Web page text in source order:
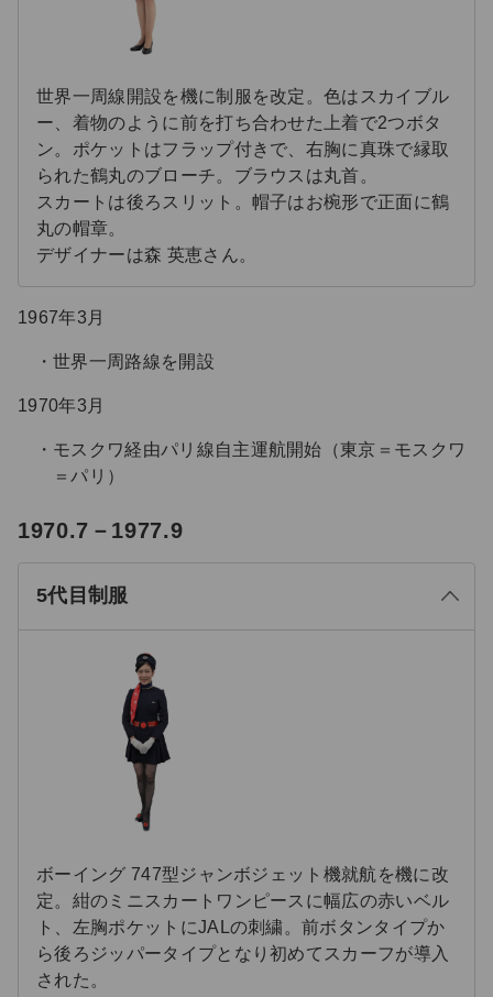
世界一周線開設を機に制服を改定。色はスカイブル
ー、着物のように前を打ち合わせた上着で2つボタ
ン。ポケットはフラップ付きで、右胸に真珠で縁取
られた鶴丸のブローチ。ブラウスは丸首。
スカートは後ろスリット。帽子はお椀形で正面に鶴
丸の帽章。
デザイナーは森 英恵さん。
1967年3月
世界一周路線を開設
1970年3月
モスクワ経由パリ線自主運航開始（東京＝モスクワ
＝パリ）
1970.7－1977.9
5代目制服
ボーイング 747型ジャンボジェット機就航を機に改
定。紺のミニスカートワンピースに幅広の赤いベル
ト、左胸ポケットにJALの刺繍。前ボタンタイプか
ら後ろジッパータイプとなり初めてスカーフが導入
された。